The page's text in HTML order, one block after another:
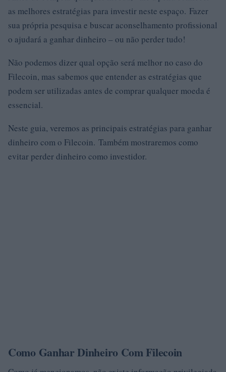
as melhores estratégias para investir neste espaço. Fazer
sua própria pesquisa e buscar aconselhamento profissional
o ajudará a ganhar dinheiro – ou não perder tudo!
Não podemos dizer qual opção será melhor no caso do
Filecoin, mas sabemos que entender as estratégias que
podem ser utilizadas antes de comprar qualquer moeda é
essencial.
Neste guia, veremos as principais estratégias para ganhar
dinheiro com o Filecoin. Também mostraremos como
evitar perder dinheiro como investidor.
Como Ganhar Dinheiro Com Filecoin